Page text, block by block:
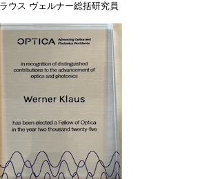
ウス ヴェルナー総括研究員